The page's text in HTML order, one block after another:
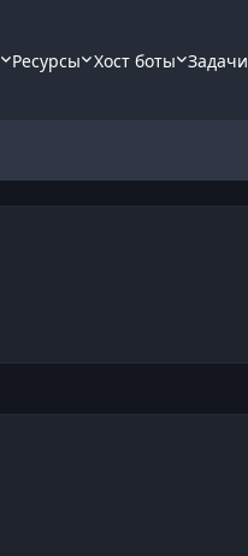
Ресурсы Хост боты Задачи